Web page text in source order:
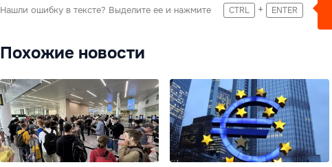
Нашли ошибку в тексте? Выделите ее и нажмите CTRL + ENTER
Похожие новости